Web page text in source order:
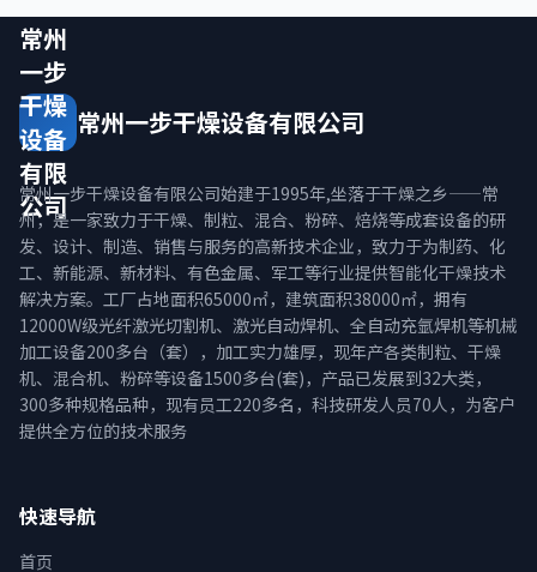
常州
一步
干燥
设备
有限
公司
常州一步干燥设备有限公司
常州一步干燥设备有限公司始建于1995年,坐落于干燥之乡——常
州，是一家致力于干燥、制粒、混合、粉碎、焙烧等成套设备的研
发、设计、制造、销售与服务的高新技术企业，致力于为制药、化
工、新能源、新材料、有色金属、军工等行业提供智能化干燥技术
解决方案。工厂占地面积65000㎡，建筑面积38000㎡，拥有
12000W级光纤激光切割机、激光自动焊机、全自动充氩焊机等机械
加工设备200多台（套），加工实力雄厚，现年产各类制粒、干燥
机、混合机、粉碎等设备1500多台(套)，产品已发展到32大类，
300多种规格品种，现有员工220多名，科技研发人员70人，为客户
提供全方位的技术服务
快速导航
首页